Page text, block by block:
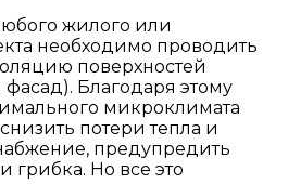
жилого или
необходимо проводить
поверхностей
фасад). Благодаря этому
микроклимата
потери тепла и
предупредить
грибка. Но все это